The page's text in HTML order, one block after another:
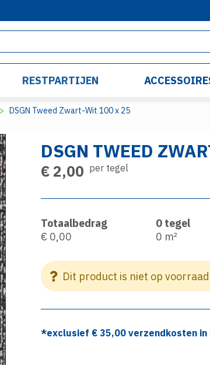
RESTPARTIJEN
DSGN Tweed Zwart-Wit 100 x 25
DSGN TWEED
€ 2,00 per tegel
Totaalbedrag
€ 0,00
0 tegel
0 m²
Dit product is niet op voorraad
*exclusief €35,00 verzendkosten in